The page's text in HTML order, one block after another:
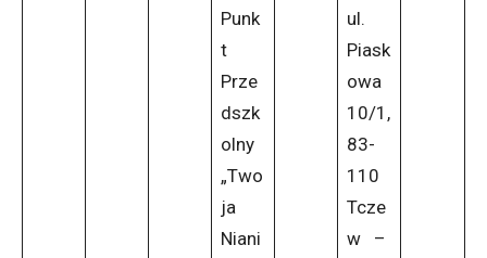
Punk
t
Prze
dszk
olny
„Two
ja
Niani
ul.
Piask
owa
10/1,
83-
110
Tcze
w –